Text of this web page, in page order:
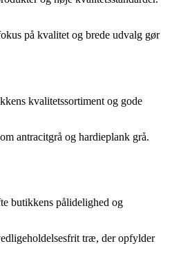
på kvalitet og brede udvalg gør
kvalitetssortiment og gode
antracitgrå og hardieplank grå.
butikkens pålidelighed og
træ, der opfylder